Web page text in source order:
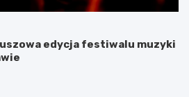
edycja festiwalu muzyki